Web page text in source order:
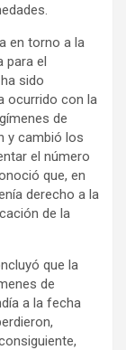
en torno a la
para el
sido
ocurrido con la
de
y cambió los
el número
que, en
derecho a la
de la
que la
de
a la fecha